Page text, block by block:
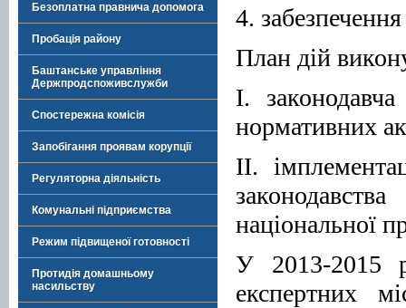
Безоплатна правнича допомога
Пробація району
Баштанське управління
Держпродспоживслужби
Спостережна комісія
Запобігання проявам корупції
Регуляторна діяльність
Комунальні підприємства
Режим підвищеної готовності
Протидія домашньому
насильству
4.
План дій
І.
нормативних
ІІ.
національної
У 2013-2015
експертних